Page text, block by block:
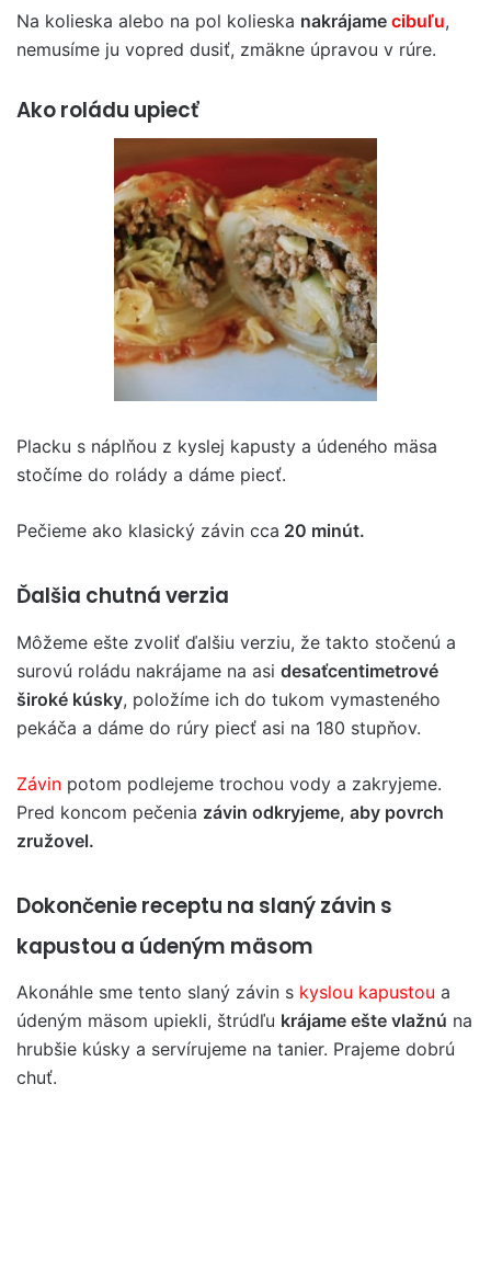
Na kolieska alebo na pol kolieska nakrájame cibuľu,
nemusíme ju vopred dusiť, zmäkne úpravou v rúre.
Ako roládu upiecť
Placku s náplňou z kyslej kapusty a údeného mäsa
stočíme do rolády a dáme piecť.
Pečieme ako klasický závin cca 20 minút.
Ďalšia chutná verzia
Môžeme ešte zvoliť ďalšiu verziu, že takto stočenú a
surovú roládu nakrájame na asi desaťcentimetrové
široké kúsky, položíme ich do tukom vymasteného
pekáča a dáme do rúry piecť asi na 180 stupňov.
Závin potom podlejeme trochou vody a zakryjeme.
Pred koncom pečenia závin odkryjeme, aby povrch
zružovel.
Dokončenie receptu na slaný závin s
kapustou a údeným mäsom
Akonáhle sme tento slaný závin s kyslou kapustou a
údeným mäsom upiekli, štrúdľu krájame ešte vlažnú na
hrubšie kúsky a servírujeme na tanier. Prajeme dobrú
chuť.